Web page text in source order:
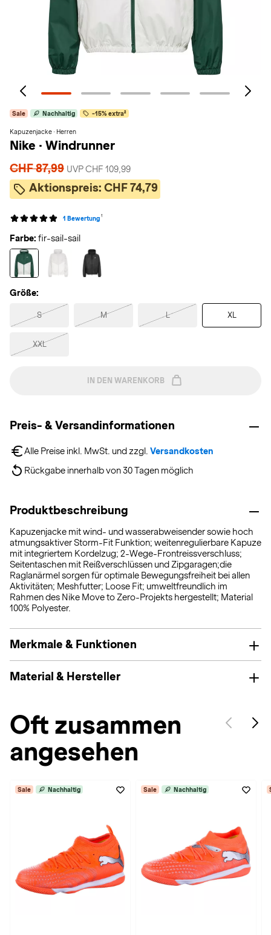
Sale Nachhaltig -15% extra²
Kapuzenjacke · Herren
Nike · Windrunner
CHF 87,99 UVP CHF 109,99
Aktionspreis: CHF 74,79
1 Bewertung 1
Farbe: fir-sail-sail
Größe:
S M L XL
XXL
IN DEN WARENKORB
Preis- & Versandinformationen
Alle Preise inkl. MwSt. und zzgl. Versandkosten
Rückgabe innerhalb von 30 Tagen möglich
Produktbeschreibung
Kapuzenjacke mit wind- und wasserabweisender sowie hoch
atmungsaktiver Storm-Fit Funktion; weitenregulierbare Kapuze
mit integriertem Kordelzug; 2-Wege-Frontreissverschluss;
Seitentaschen mit Reißverschlüssen und Zipgaragen;die
Raglanärmel sorgen für optimale Bewegungsfreiheit bei allen
Aktivitäten; Meshfutter; Loose Fit; umweltfreundlich im
Rahmen des Nike Move to Zero-Projekts hergestellt; Material
100% Polyester.
Merkmale & Funktionen
Material & Hersteller
Oft zusammen
angesehen
Sale Nachhaltig Sale Nachhaltig